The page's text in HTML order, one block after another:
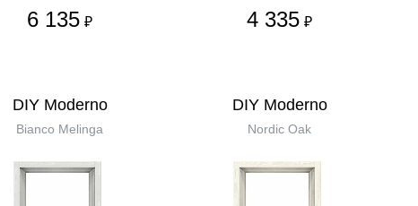
6 135 ₽ 4 335 ₽
DIY Moderno
Bianco Melinga
DIY Moderno
Nordic Oak